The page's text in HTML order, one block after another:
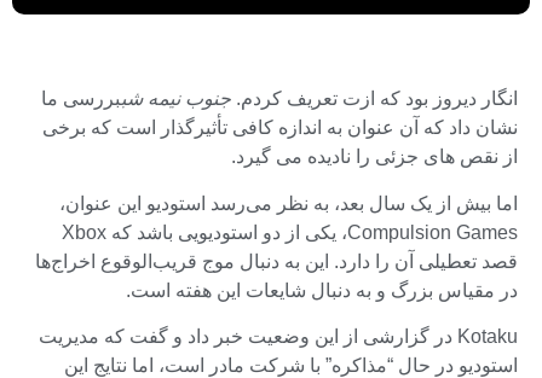
انگار دیروز بود که ازت تعریف کردم. جنوب نیمه شببررسی ما
نشان داد که آن عنوان به اندازه کافی تأثیرگذار است که برخی
از نقص های جزئی را نادیده می گیرد.
اما بیش از یک سال بعد، به نظر می‌رسد استودیو این عنوان،
Compulsion Games، یکی از دو استودیویی باشد که Xbox
قصد تعطیلی آن را دارد. این به دنبال موج قریب‌الوقوع اخراج‌ها
در مقیاس بزرگ و به دنبال شایعات این هفته است.
Kotaku در گزارشی از این وضعیت خبر داد و گفت که مدیریت
استودیو در حال “مذاکره” با شرکت مادر است، اما نتایج این